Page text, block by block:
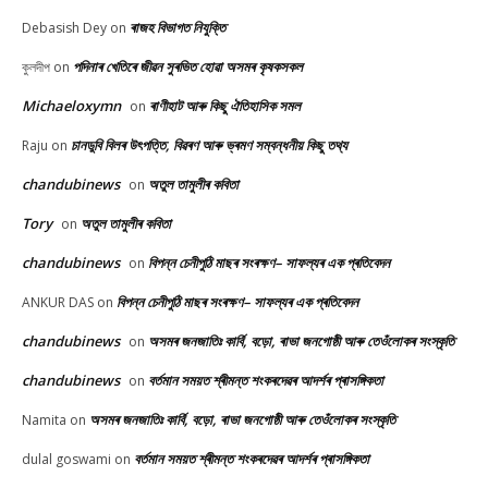
Debasish Dey on ৰাজহ বিভাগত নিযুক্তি
কুলদীপ on পদিনাৰ খেতিৰে জীৱন সুৰভিত হোৱা অসমৰ কৃষকসকল
Michaeloxymn on ৰাণীহাট আৰু কিছু ঐতিহাসিক সমল
Raju on চানডুবি বিলৰ উৎপত্তি, বিৱৰণ আৰু ভ্ৰমণ সম্বন্ধনীয় কিছু তথ্য
chandubinews on অতুল তামুলীৰ কবিতা
Tory on অতুল তামুলীৰ কবিতা
chandubinews on বিপন্ন চেনীপুঠি মাছৰ সংৰক্ষণ– সাফল্যৰ এক প্ৰতিবেদন
ANKUR DAS on বিপন্ন চেনীপুঠি মাছৰ সংৰক্ষণ– সাফল্যৰ এক প্ৰতিবেদন
chandubinews on অসমৰ জনজাতিঃ কাৰ্বি, বড়ো, ৰাভা জনগোষ্ঠী আৰু তেওঁলোকৰ সংস্কৃতি
chandubinews on বৰ্তমান সময়ত শ্ৰীমন্ত শংকৰদেৱৰ আদৰ্শৰ প্ৰাসঙ্গিকতা
Namita on অসমৰ জনজাতিঃ কাৰ্বি, বড়ো, ৰাভা জনগোষ্ঠী আৰু তেওঁলোকৰ সংস্কৃতি
dulal goswami on বৰ্তমান সময়ত শ্ৰীমন্ত শংকৰদেৱৰ আদৰ্শৰ প্ৰাসঙ্গিকতা